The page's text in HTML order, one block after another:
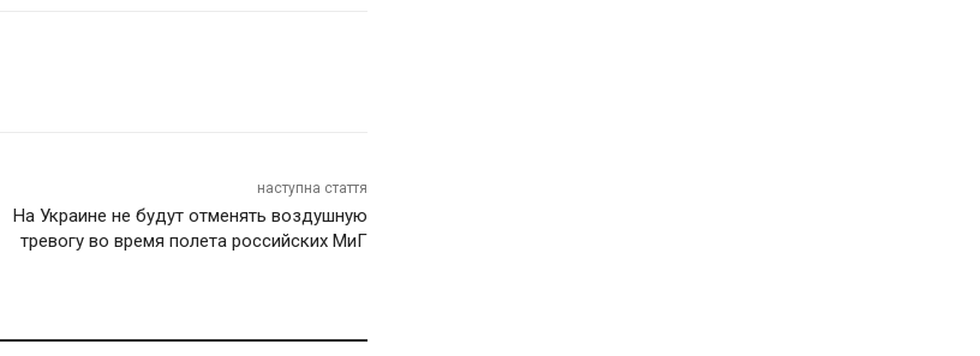
наступна стаття
На Украине не будут отменять воздушную
тревогу во время полета российских МиГ